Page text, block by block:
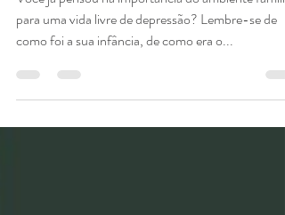
depressão
para uma vida livre de depressão? Lembre-se de
como foi a sua infância, de como era o...